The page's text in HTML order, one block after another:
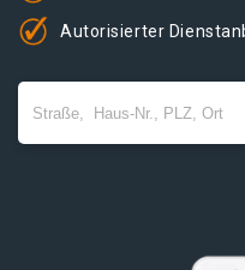
Autorisierter